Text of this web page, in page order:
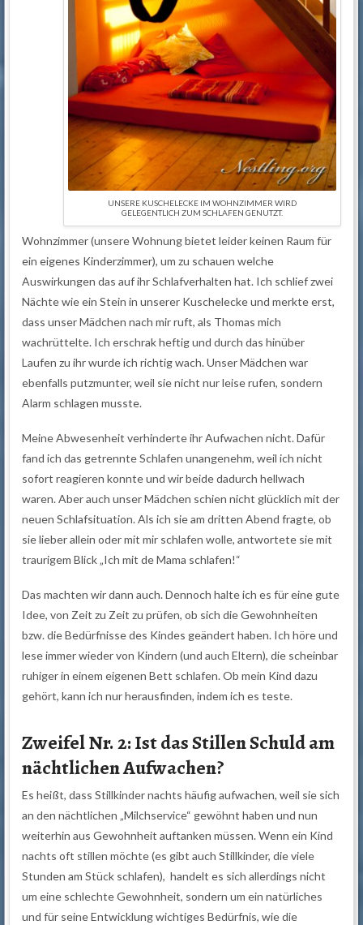
UNSERE KUSCHELECKE IM WOHNZIMMER WIRD
GELEGENTLICH ZUM SCHLAFEN GENUTZT.
Wohnzimmer (unsere Wohnung bietet leider keinen Raum für
ein eigenes Kinderzimmer), um zu schauen welche
Auswirkungen das auf ihr Schlafverhalten hat. Ich schlief zwei
Nächte wie ein Stein in unserer Kuschelecke und merkte erst,
dass unser Mädchen nach mir ruft, als Thomas mich
wachrüttelte. Ich erschrak heftig und durch das hinüber
Laufen zu ihr wurde ich richtig wach. Unser Mädchen war
ebenfalls putzmunter, weil sie nicht nur leise rufen, sondern
Alarm schlagen musste.
Meine Abwesenheit verhinderte ihr Aufwachen nicht. Dafür
fand ich das getrennte Schlafen unangenehm, weil ich nicht
sofort reagieren konnte und wir beide dadurch hellwach
waren. Aber auch unser Mädchen schien nicht glücklich mit der
neuen Schlafsituation. Als ich sie am dritten Abend fragte, ob
sie lieber allein oder mit mir schlafen wolle, antwortete sie mit
traurigem Blick „Ich mit de Mama schlafen!“
Das machten wir dann auch. Dennoch halte ich es für eine gute
Idee, von Zeit zu Zeit zu prüfen, ob sich die Gewohnheiten
bzw. die Bedürfnisse des Kindes geändert haben. Ich höre und
lese immer wieder von Kindern (und auch Eltern), die scheinbar
ruhiger in einem eigenen Bett schlafen. Ob mein Kind dazu
gehört, kann ich nur herausfinden, indem ich es teste.
Zweifel Nr. 2: Ist das Stillen Schuld am
nächtlichen Aufwachen?
Es heißt, dass Stillkinder nachts häufig aufwachen, weil sie sich
an den nächtlichen „Milchservice“ gewöhnt haben und nun
weiterhin aus Gewohnheit auftanken müssen. Wenn ein Kind
nachts oft stillen möchte (es gibt auch Stillkinder, die viele
Stunden am Stück schlafen), handelt es sich allerdings nicht
um eine schlechte Gewohnheit, sondern um ein natürliches
und für seine Entwicklung wichtiges Bedürfnis, wie die